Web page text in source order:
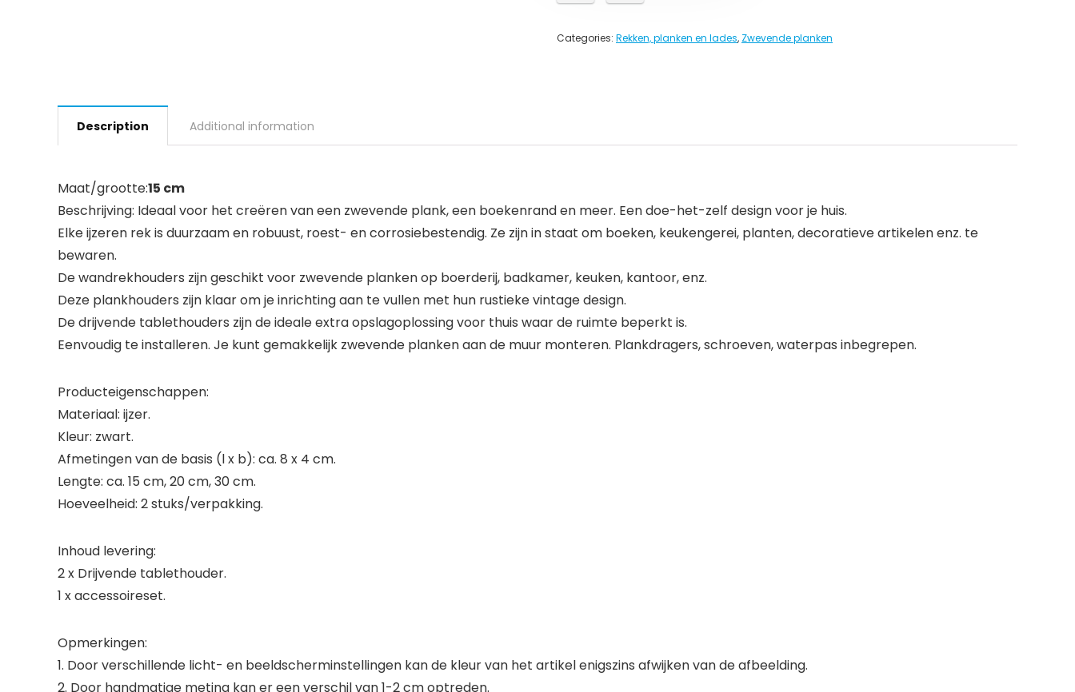
Categories: Rekken, planken en lades, Zwevende planken
Description Additional information
Maat/grootte:15 cm
Beschrijving: Ideaal voor het creëren van een zwevende plank, een boekenrand en meer. Een doe-het-zelf design voor je huis.
Elke ijzeren rek is duurzaam en robuust, roest- en corrosiebestendig. Ze zijn in staat om boeken, keukengerei, planten, decoratieve artikelen enz. te
bewaren.
De wandrekhouders zijn geschikt voor zwevende planken op boerderij, badkamer, keuken, kantoor, enz.
Deze plankhouders zijn klaar om je inrichting aan te vullen met hun rustieke vintage design.
De drijvende tablethouders zijn de ideale extra opslagoplossing voor thuis waar de ruimte beperkt is.
Eenvoudig te installeren. Je kunt gemakkelijk zwevende planken aan de muur monteren. Plankdragers, schroeven, waterpas inbegrepen.
Producteigenschappen:
Materiaal: ijzer.
Kleur: zwart.
Afmetingen van de basis (l x b): ca. 8 x 4 cm.
Lengte: ca. 15 cm, 20 cm, 30 cm.
Hoeveelheid: 2 stuks/verpakking.
Inhoud levering:
2 x Drijvende tablethouder.
1 x accessoireset.
Opmerkingen:
1. Door verschillende licht- en beeldscherminstellingen kan de kleur van het artikel enigszins afwijken van de afbeelding.
2. Door handmatige meting kan er een verschil van 1-2 cm optreden.